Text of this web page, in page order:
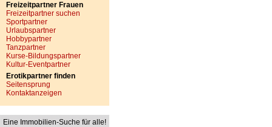
Freizeitpartner Frauen
Freizeitpartner suchen
Sportpartner
Urlaubspartner
Hobbypartner
Tanzpartner
Kurse-Bildungspartner
Kultur-Eventpartner
Erotikpartner finden
Seitensprung
Kontaktanzeigen
Eine Immobilien-Suche für alle!